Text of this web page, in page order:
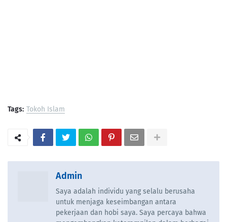
Tags: Tokoh Islam
Admin
Saya adalah individu yang selalu berusaha
untuk menjaga keseimbangan antara
pekerjaan dan hobi saya. Saya percaya bahwa